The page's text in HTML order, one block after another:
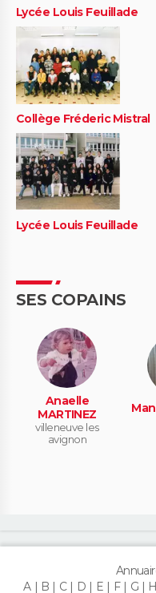
Lycée Louis Feuillade
Collège Fréderic Mistral
Lycée Louis Feuillade
SES COPAINS
Anaelle
MARTINEZ
villeneuve les
avignon
A
B C D E F G H